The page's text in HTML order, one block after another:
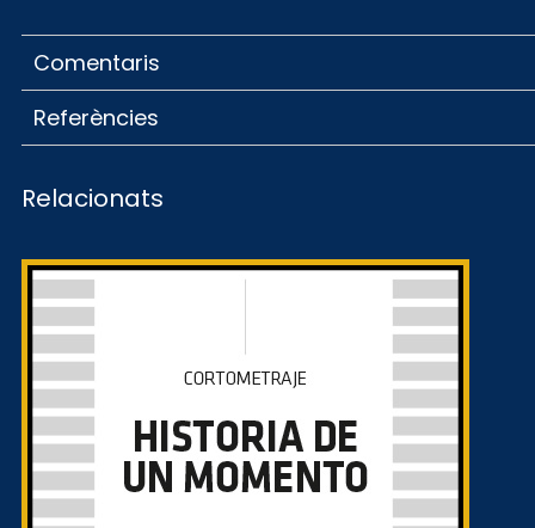
Comentaris
Referències
Relacionats